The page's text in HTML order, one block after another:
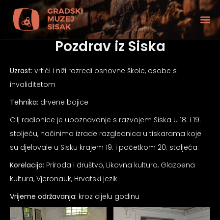
Pozdrav iz Siska
Uzrast: vrtići i niži razredi osnovne škole, osobe s
invaliditetom
Tehnika: drvene bojice
Cilj radionice je upoznavanje s razvojem Siska u 18. i 19.
stoljeću, načinima izrade razglednica u tiskarama koje
su djelovale u Sisku krajem 19. i početkom 20. stoljeća.
Korelacija: Priroda i društvo, Likovna kultura, Glazbena
kultura, Vjeronauk, Hrvatski jezik
Vrijeme održavanja: kroz cijelu godinu
vida